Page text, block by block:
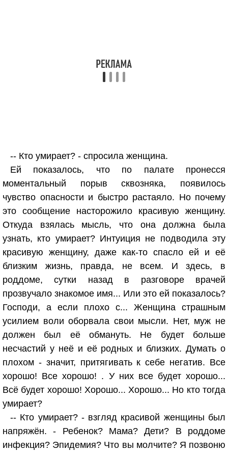
-- Кто умирает? - спросила женщина.
Ей показалось, что по палате пронесся
моментальный порыв сквозняка, появилось
чувство опасности и быстро растаяло. Но почему
это сообщение насторожило красивую женщину.
Откуда взялась мысль, что она должна была
узнать, кто умирает? Интуиция не подводила эту
красивую женщину, даже как-то спасло ей и её
близким жизнь, правда, не всем. И здесь, в
роддоме, сутки назад в разговоре врачей
прозвучало знакомое имя... Или это ей показалось?
Господи, а если плохо с... Женщина страшным
усилием воли оборвала свои мысли. Нет, муж не
должен был её обмануть. Не будет больше
несчастий у неё и её родных и близких. Думать о
плохом - значит, притягивать к себе негатив. Все
хорошо! Все хорошо! . У них все будет хорошо...
Всё будет хорошо! Хорошо... Хорошо... Но кто тогда
умирает?
-- Кто умирает? - взгляд красивой женщины был
напряжён. - Ребенок? Мама? Дети? В роддоме
инфекция? Эпидемия? Что вы молчите? Я позвоню